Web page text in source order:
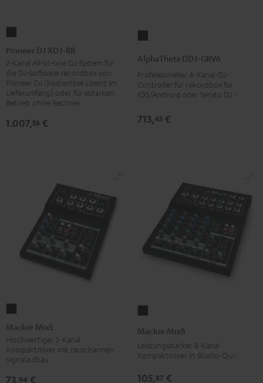
XDJ-
RR
Schwarz
Pioneer DJ XDJ-RR
2-Kanal All-in-one DJ-System für
die DJ-Software recordbox von
Pioneer DJ (kostenlose Lizenz im
Lieferumfang) oder für autarken
Betrieb ohne Rechner
1.007,56 €
GRV6
Schwarz
AlphaTheta DDJ-GRV6
Professioneller 4-Kanal-DJ-
Controller für rekordbox für
iOS/Android oder Serato DJ Pro
713,45 €
Mix5
Schwarz
Mackie Mix5
Hochwertiger 5-Kanal
Kompaktmixer mit rauscharmen
Signalaufbau
73,94 €
Mix8
Mackie Mix8
Leistungsstarker 8-Kanal
Kompaktmixer in Studio-Qualität
105,87 €